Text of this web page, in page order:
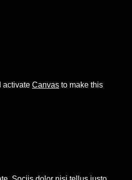
activate Canvas to make this